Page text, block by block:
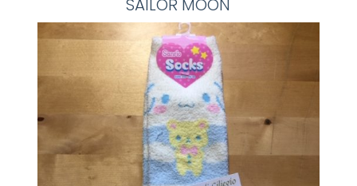
SAILOR MOON